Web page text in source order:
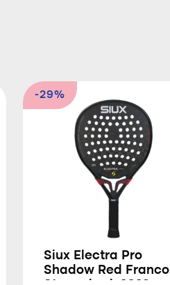
-29%
Siux Electra Pro
Shadow Red Franco